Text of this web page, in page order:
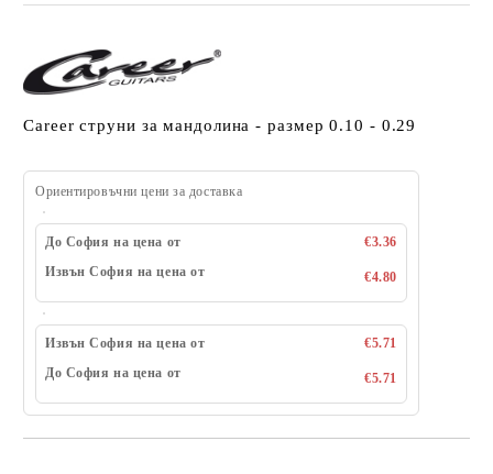
Career струни за мандолина - размер 0.10 - 0.29
Ориентировъчни цени за доставка
До София на цена от
€3.36
Извън София на цена от
€4.80
Извън София на цена от
€5.71
До София на цена от
€5.71